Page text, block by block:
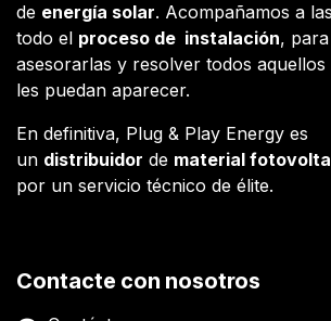
de energía solar. Acompañamos a
todo el proceso de instalación,
asesorarlas y resolver todos
les puedan aparecer.
En definitiva, Plug & Play Energy es
un distribuidor de material
por un servicio técnico de élite.
Contacte con nosotros